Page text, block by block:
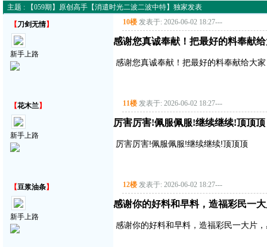
主题 : 【059期】原创高手【消遣时光二波二波中特】独家发表
【刀剑无情】
新手上路
10楼 发表于: 2026-06-02 18:27---
感谢您真诚奉献！把最好的料奉献
感谢您真诚奉献！把最好的料奉献给大
【花木兰】
新手上路
11楼 发表于: 2026-06-02 18:27---
厉害厉害!佩服佩服!继续继续!顶顶顶
厉害厉害!佩服佩服!继续继续!顶顶顶
【豆浆油条】
新手上路
12楼 发表于: 2026-06-02 18:27---
感谢你的好料和早料，造福彩民一
感谢你的好料和早料，造福彩民一大片